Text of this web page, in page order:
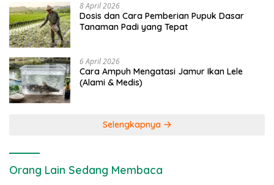
8 April 2026
Dosis dan Cara Pemberian Pupuk Dasar
Tanaman Padi yang Tepat
6 April 2026
Cara Ampuh Mengatasi Jamur Ikan Lele
(Alami & Medis)
Selengkapnya
Orang Lain Sedang Membaca